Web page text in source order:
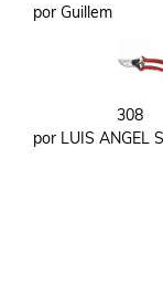
por Guillem
308
por LUIS ANGEL